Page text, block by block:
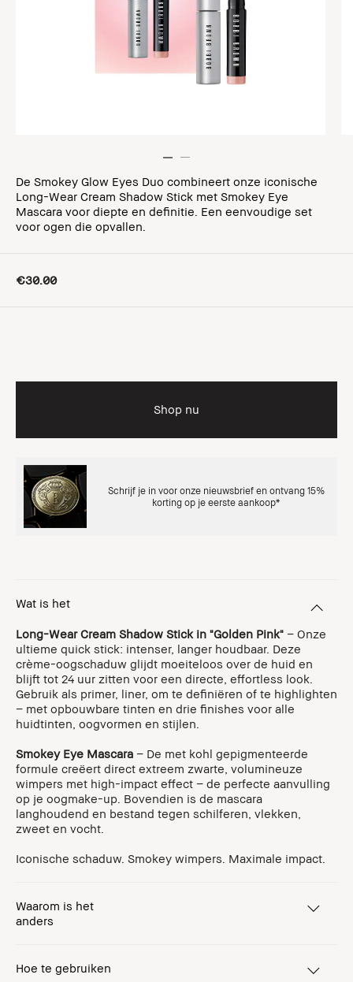
De Smokey Glow Eyes Duo combineert onze iconische
Long-Wear Cream Shadow Stick met Smokey Eye
Mascara voor diepte en definitie. Een eenvoudige set
voor ogen die opvallen.
€30.00
Shop nu
Schrijf je in voor onze nieuwsbrief en ontvang 15%
korting op je eerste aankoop*
Wat is het
Long-Wear Cream Shadow Stick in "Golden Pink" – Onze
ultieme quick stick: intenser, langer houdbaar. Deze
crème-oogschaduw glijdt moeiteloos over de huid en
blijft tot 24 uur zitten voor een directe, effortless look.
Gebruik als primer, liner, om te definiëren of te highlighten
– met opbouwbare tinten en drie finishes voor alle
huidtinten, oogvormen en stijlen.
Smokey Eye Mascara – De met kohl gepigmenteerde
formule creëert direct extreem zwarte, volumineuze
wimpers met high-impact effect – de perfecte aanvulling
op je oogmake-up. Bovendien is de mascara
langhoudend en bestand tegen schilferen, vlekken,
zweet en vocht.
Iconische schaduw. Smokey wimpers. Maximale impact.
Waarom is het
anders
Hoe te gebruiken